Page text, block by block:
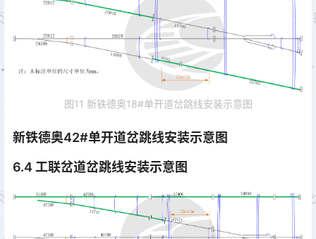
图11 新铁德奥18#单开道岔跳线安装示意图
新铁德奥42#单开道岔跳线安装示意图
6.4 工联岔道岔跳线安装示意图